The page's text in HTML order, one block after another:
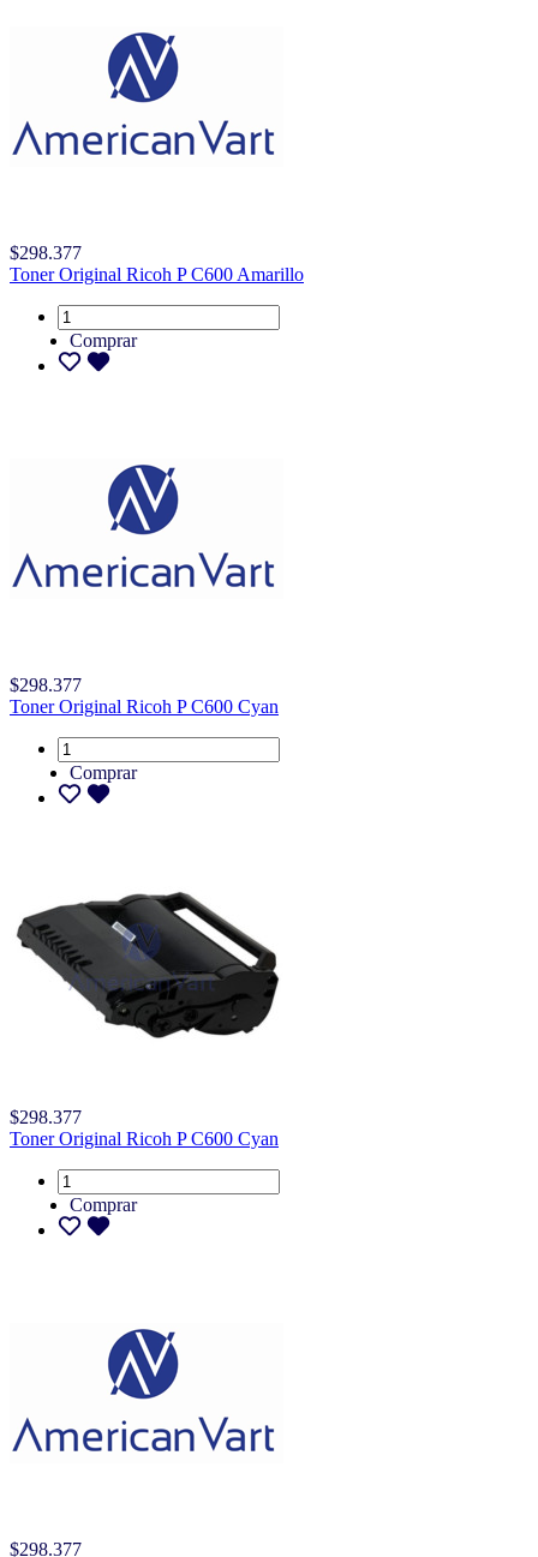
$298.377
Toner Original Ricoh P C600 Amarillo
Comprar
$298.377
Toner Original Ricoh P C600 Cyan
Comprar
$298.377
Toner Original Ricoh P C600 Cyan
Comprar
$298.377